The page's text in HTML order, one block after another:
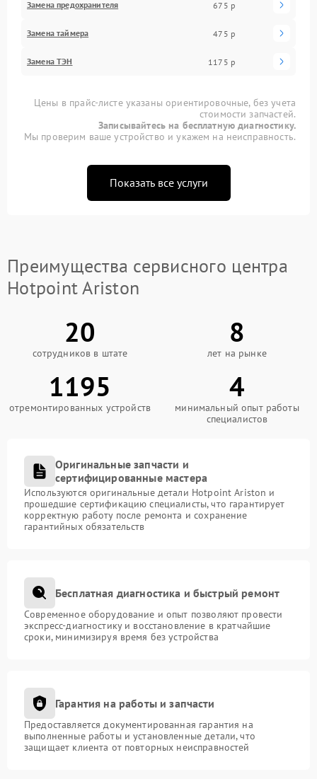
Замена предохранителя 675 р
Замена таймера 475 р
Замена ТЭН 1175 р
Цены в прайс-листе указаны ориентировочные, без учета
стоимости запчастей.
Записывайтесь на бесплатную диагностику.
Мы проверим ваше устройство и укажем на неисправность.
Показать все услуги
Преимущества сервисного центра
Hotpoint Ariston
20
сотрудников в штате
8
лет на рынке
1195
отремонтированных устройств
4
минимальный опыт работы
специалистов
Оригинальные запчасти и
сертифицированные мастера
Используются оригинальные детали Hotpoint Ariston и
прошедшие сертификацию специалисты, что гарантирует
корректную работу после ремонта и сохранение
гарантийных обязательств
Бесплатная диагностика и быстрый ремонт
Современное оборудование и опыт позволяют провести
экспресс-диагностику и восстановление в кратчайшие
сроки, минимизируя время без устройства
Гарантия на работы и запчасти
Предоставляется документированная гарантия на
выполненные работы и установленные детали, что
защищает клиента от повторных неисправностей